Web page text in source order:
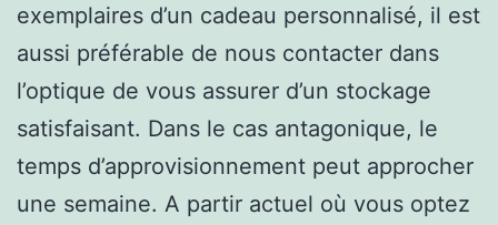
exemplaires d’un cadeau personnalisé, il est
aussi préférable de nous contacter dans
l’optique de vous assurer d’un stockage
satisfaisant. Dans le cas antagonique, le
temps d’approvisionnement peut approcher
une semaine. A partir actuel où vous optez